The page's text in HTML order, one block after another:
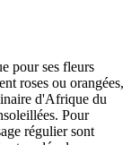
pour ses fleurs
roses ou orangées,
d'Afrique du
Pour
régulier sont